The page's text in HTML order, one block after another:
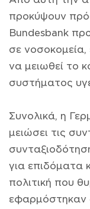
προκύψουν
Bundesbank
σε νοσοκομεία,
να μειωθεί το
συστήματος
Συνολικά, η
μειώσει τις
για επιδόματα
πολιτική που
εφαρμόστηκαν